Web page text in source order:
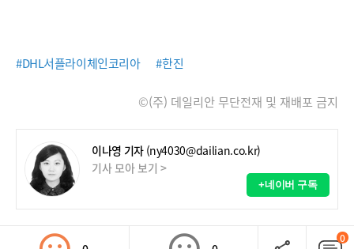
#DHL서플라이체인코리아 #한진
©(주) 데일리안 무단전재 및 재배포 금지
이나영 기자 (ny4030@dailian.co.kr)
기사 모아 보기 >
+네이버 구독
0